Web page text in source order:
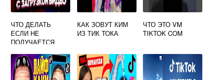
ЧТО ДЕЛАТЬ
ЕСЛИ НЕ
ПОЛУЧАЕТСЯ
АТЬСЯ В ТИК ТОК
КАК ЗОВУТ КИМ
ИЗ ТИК ТОКА
ЧТО ЭТО VM
TIKTOK COM